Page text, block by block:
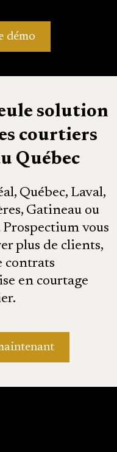
démo
solution
courtiers
Québec
Québec, Laval,
Gatineau ou
vous
plus de clients,
contrats
en courtage